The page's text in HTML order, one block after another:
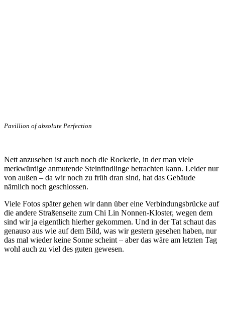
Pavillion of absolute Perfection
Nett anzusehen ist auch noch die Rockerie, in der man viele
merkwürdige anmutende Steinfindlinge betrachten kann. Leider nur
von außen – da wir noch zu früh dran sind, hat das Gebäude
nämlich noch geschlossen.
Viele Fotos später gehen wir dann über eine Verbindungsbrücke auf
die andere Straßenseite zum Chi Lin Nonnen-Kloster, wegen dem
sind wir ja eigentlich hierher gekommen. Und in der Tat schaut das
genauso aus wie auf dem Bild, was wir gestern gesehen haben, nur
das mal wieder keine Sonne scheint – aber das wäre am letzten Tag
wohl auch zu viel des guten gewesen.